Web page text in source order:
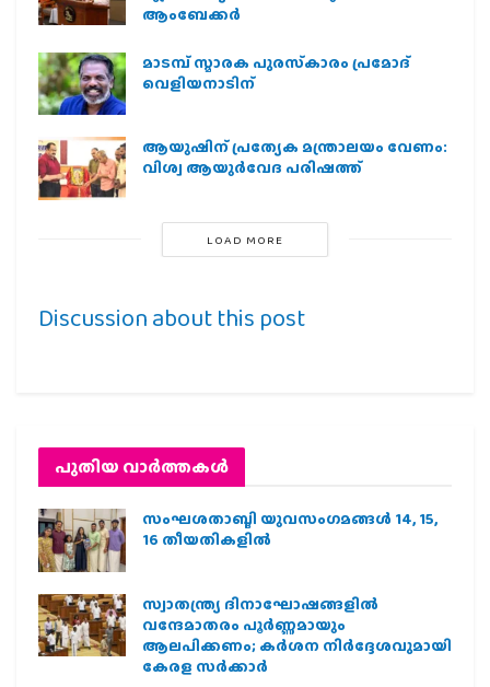
ആംബേക്കർ
മാടമ്പ് സ്മാരക പുരസ്‌കാരം പ്രമോദ്
വെളിയനാടിന്
ആയുഷിന് പ്രത്യേക മന്ത്രാലയം വേണം:
വിശ്വ ആയുര്‍വേദ പരിഷത്ത്
LOAD MORE
Discussion about this post
പുതിയ വാര്‍ത്തകള്‍
സംഘശതാബ്ദി യുവസംഗമങ്ങള്‍ 14, 15,
16 തീയതികളില്‍
സ്വാതന്ത്ര്യ ദിനാഘോഷങ്ങളിൽ
വന്ദേമാതരം പൂർണ്ണമായും
ആലപിക്കണം; കർശന നിർദ്ദേശവുമായി
കേരള സർക്കാർ